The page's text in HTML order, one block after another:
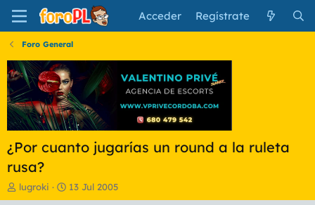
Acceder Regístrate
Foro General
¿Por cuanto jugarías un round a la ruleta
rusa?
I
n
lugroki
F
e
13 Jul 2005